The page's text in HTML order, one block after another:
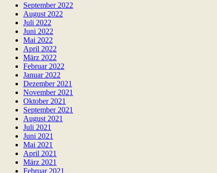
September 2022
August 2022
Juli 2022
Juni 2022
Mai 2022
April 2022
März 2022
Februar 2022
Januar 2022
Dezember 2021
November 2021
Oktober 2021
September 2021
August 2021
Juli 2021
Juni 2021
Mai 2021
April 2021
März 2021
Februar 2021